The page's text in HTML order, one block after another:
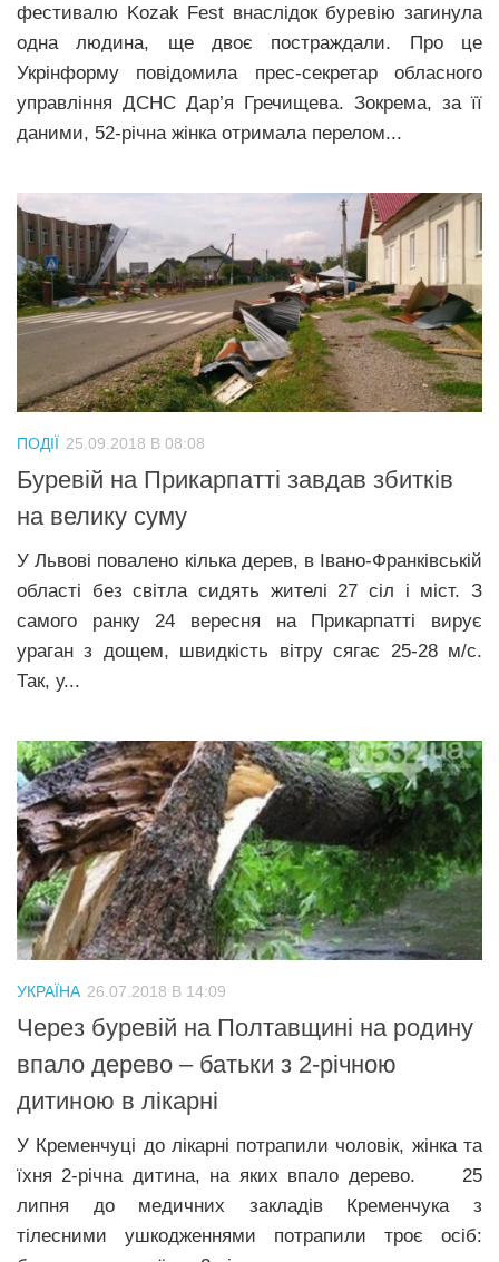
фестивалю Kozak Fest внаслідок буревію загинула
одна людина, ще двоє постраждали. Про це
Укрінформу повідомила прес-секретар обласного
управління ДСНС Дар’я Гречищева. Зокрема, за її
даними, 52-річна жінка отримала перелом...
ПОДІЇ 25.09.2018 В 08:08
Буревій на Прикарпатті завдав збитків
на велику суму
У Львові повалено кілька дерев, в Івано-Франківській
області без світла сидять жителі 27 сіл і міст. З
самого ранку 24 вересня на Прикарпатті вирує
ураган з дощем, швидкість вітру сягає 25-28 м/с.
Так, у...
УКРАЇНА 26.07.2018 В 14:09
Через буревій на Полтавщині на родину
впало дерево – батьки з 2-річною
дитиною в лікарні
У Кременчуці до лікарні потрапили чоловік, жінка та
їхня 2-річна дитина, на яких впало дерево. 25
липня до медичних закладів Кременчука з
тілесними ушкодженнями потрапили троє осіб: